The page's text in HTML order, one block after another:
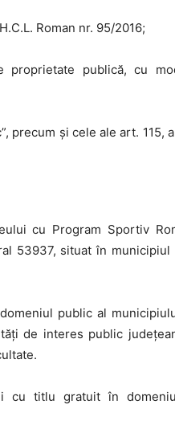
Roman nr. 95/2016;
proprietate publică, cu
precum şi cele ale art. 115,
cu Program Sportiv
53937, situat în municipiul
public al
de interes public
cu titlu gratuit în